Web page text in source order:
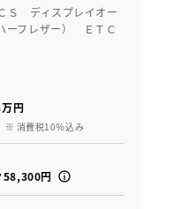
ディスプレイオー
ーフレザー） ＥＴＣ
円
※ 消費税10％込み
円